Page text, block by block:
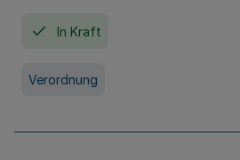
In Kraft
Verordnung